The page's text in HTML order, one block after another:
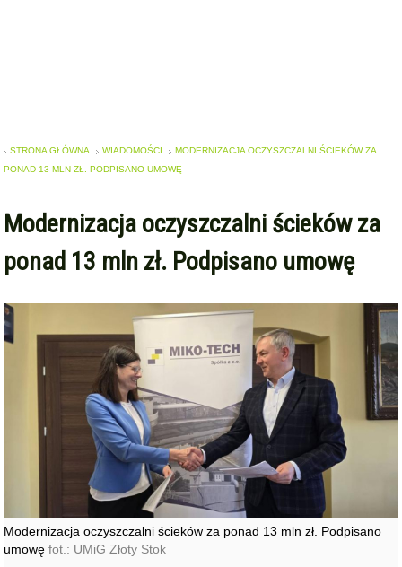
STRONA GŁÓWNA WIADOMOŚCI
MODERNIZACJA OCZYSZCZALNI ŚCIEKÓW ZA
PONAD 13 MLN ZŁ. PODPISANO UMOWĘ
Modernizacja oczyszczalni ścieków za
ponad 13 mln zł. Podpisano umowę
Modernizacja oczyszczalni ścieków za ponad 13 mln zł. Podpisano
umowę fot.: UMiG Złoty Stok